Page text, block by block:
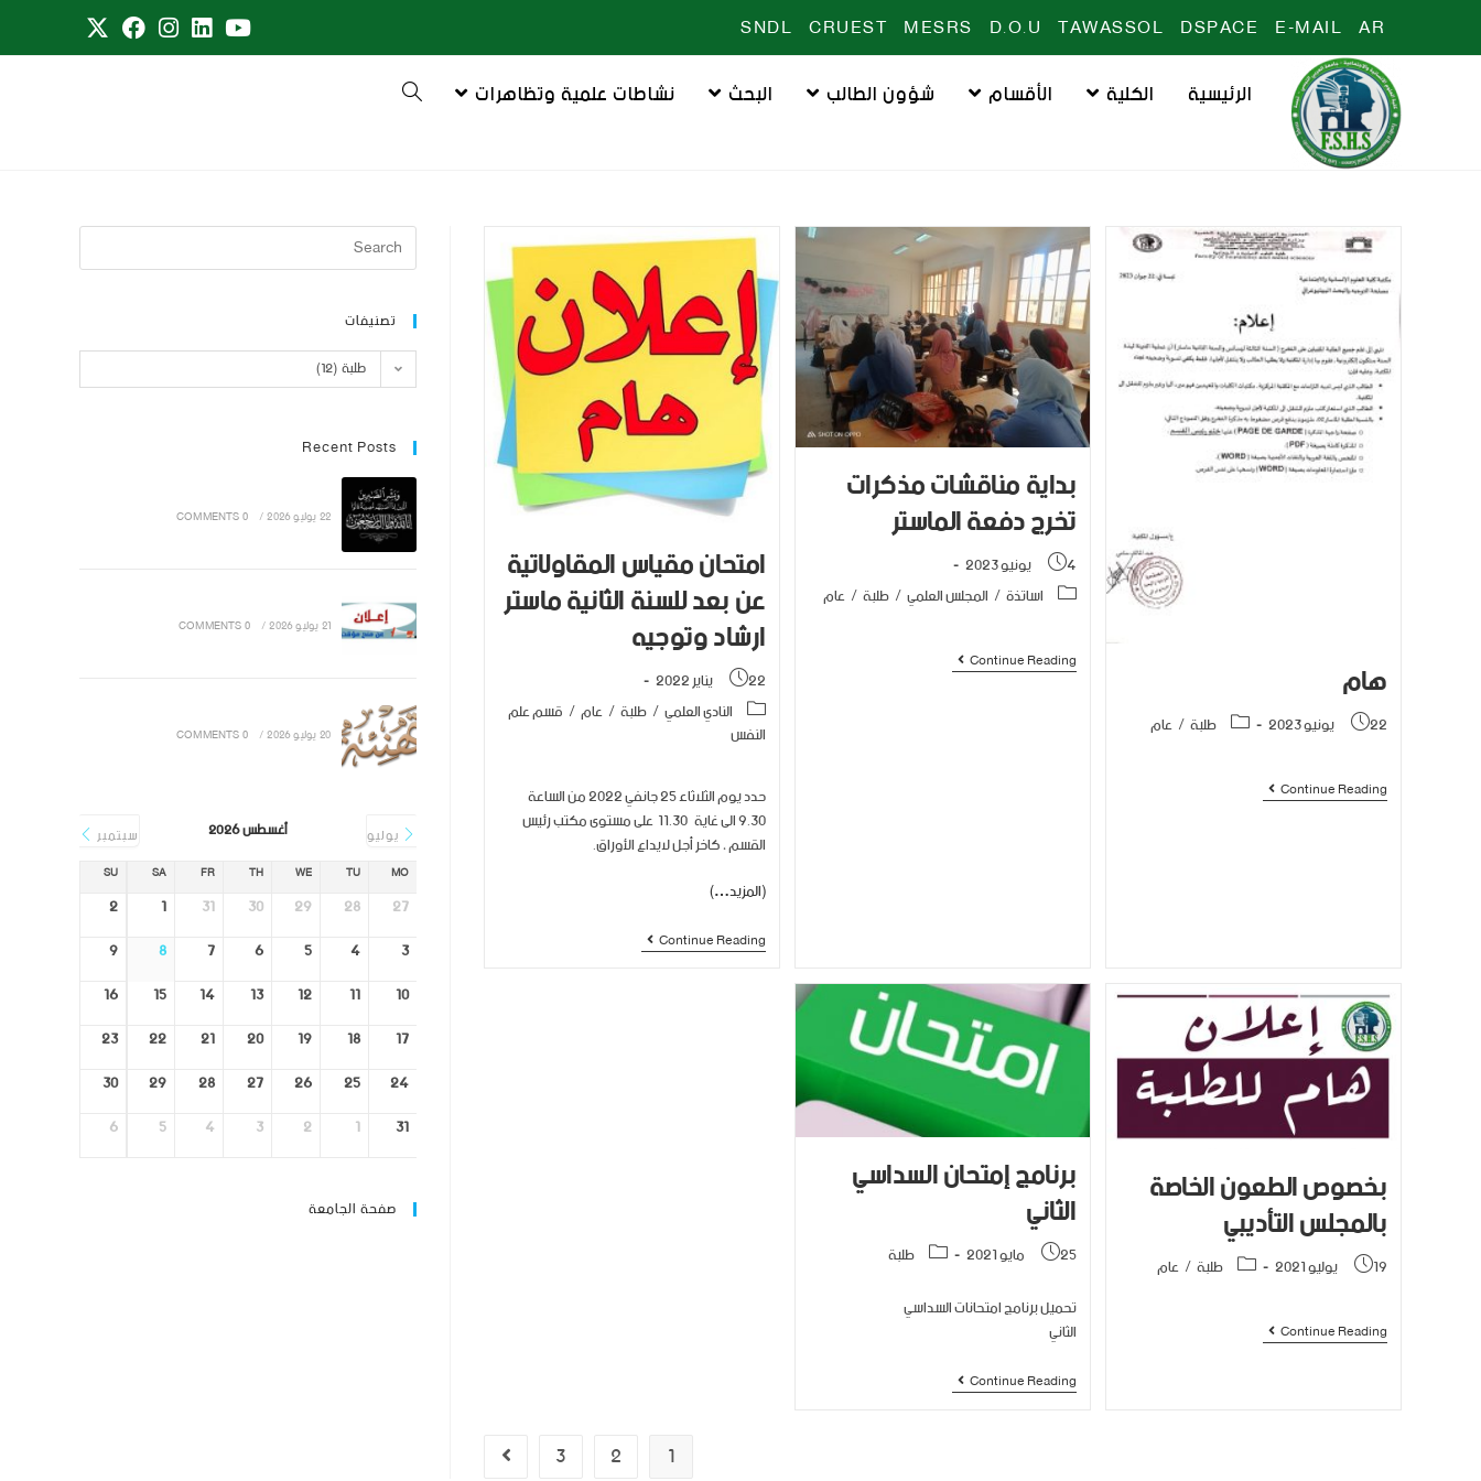
AR
E-MAIL
DSPACE
TAWASSOL
D.O.U
MESRS
CRUEST
SNDL
الرئيسية الكلية الأقسام شؤون الطالب البحث نشاطات علمية وتظاهرات
هام
22 يونيو 2023 طلبة/عام
Continue Reading
بداية مناقشات مذكرات
تخرج دفعة الماستر
4 يونيو 2023
اساتذة/ المجلس العلمي/طلبة/عام
Continue Reading
امتحان مقياس المقاولاتية
عن بعد للسنة الثانية ماستر
ارشاد وتوجيه
22 يناير 2022
النادي العلمي/طلبة/عام/ قسم علم
النفس
حدد يوم الثلاثاء 25 جانفي 2022 من الساعة
9.30 الى غاية 11.30 على مستوى مكتب رئيس
القسم ، كاخر أجل لايداع الأوراق.
(المزيد…)
Continue Reading
بخصوص الطعون الخاصة
بالمجلس التأديبي
19 يوليو 2021 طلبة/عام
Continue Reading
برنامج إمتحان السداسي
الثاني
25 مايو 2021
طلبة
تحميل برنامج امتحانات السداسي
الثاني
Continue Reading
1
2
3
تصنيفات
طلبة (12)
Recent Posts
22 يوليو 2026 /
0 COMMENTS
21 يوليو 2026 /
0 COMMENTS
20 يوليو 2026 /
0 COMMENTS
يوليو أغسطس 2026 سبتمبر
MO
TU
WE
TH
FR
SA
SU
27
28
29
30
31
1
2
3
4
5
6
7
8
9
10
11
12
13
14
15
16
17
18
19
20
21
22
23
24
25
26
27
28
29
30
31
1
2
3
4
5
6
صفحة الجامعة